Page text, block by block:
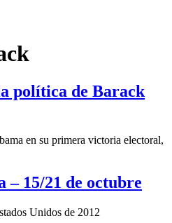
política de Barack
en su primera victoria electoral,
– 15/21 de octubre
Unidos de 2012